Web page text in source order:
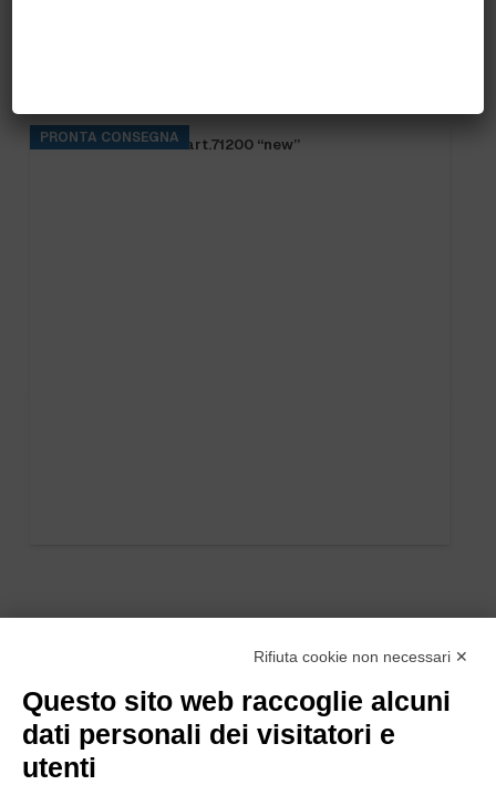
PRONTA CONSEGNA
FRANGIA SOFT SR art.71200 “new”
Rifiuta cookie non necessari ✕
Questo sito web raccoglie alcuni
dati personali dei visitatori e
utenti